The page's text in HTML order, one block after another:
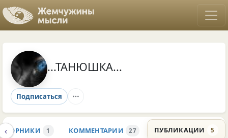
...ТАНЮШКА...
Подписаться
СБОРНИКИ 1 КОММЕНТАРИИ 27 ПУБЛИКАЦИИ 5
‹